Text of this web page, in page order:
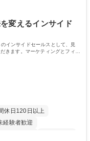
集職種 【総
支えるゼネラリストを目
き・勤怠管理など）の経験
変えるインサイド
インサイドセールスとして、見
きます。マーケティングとフィー
休日120日以上
経験者歓迎